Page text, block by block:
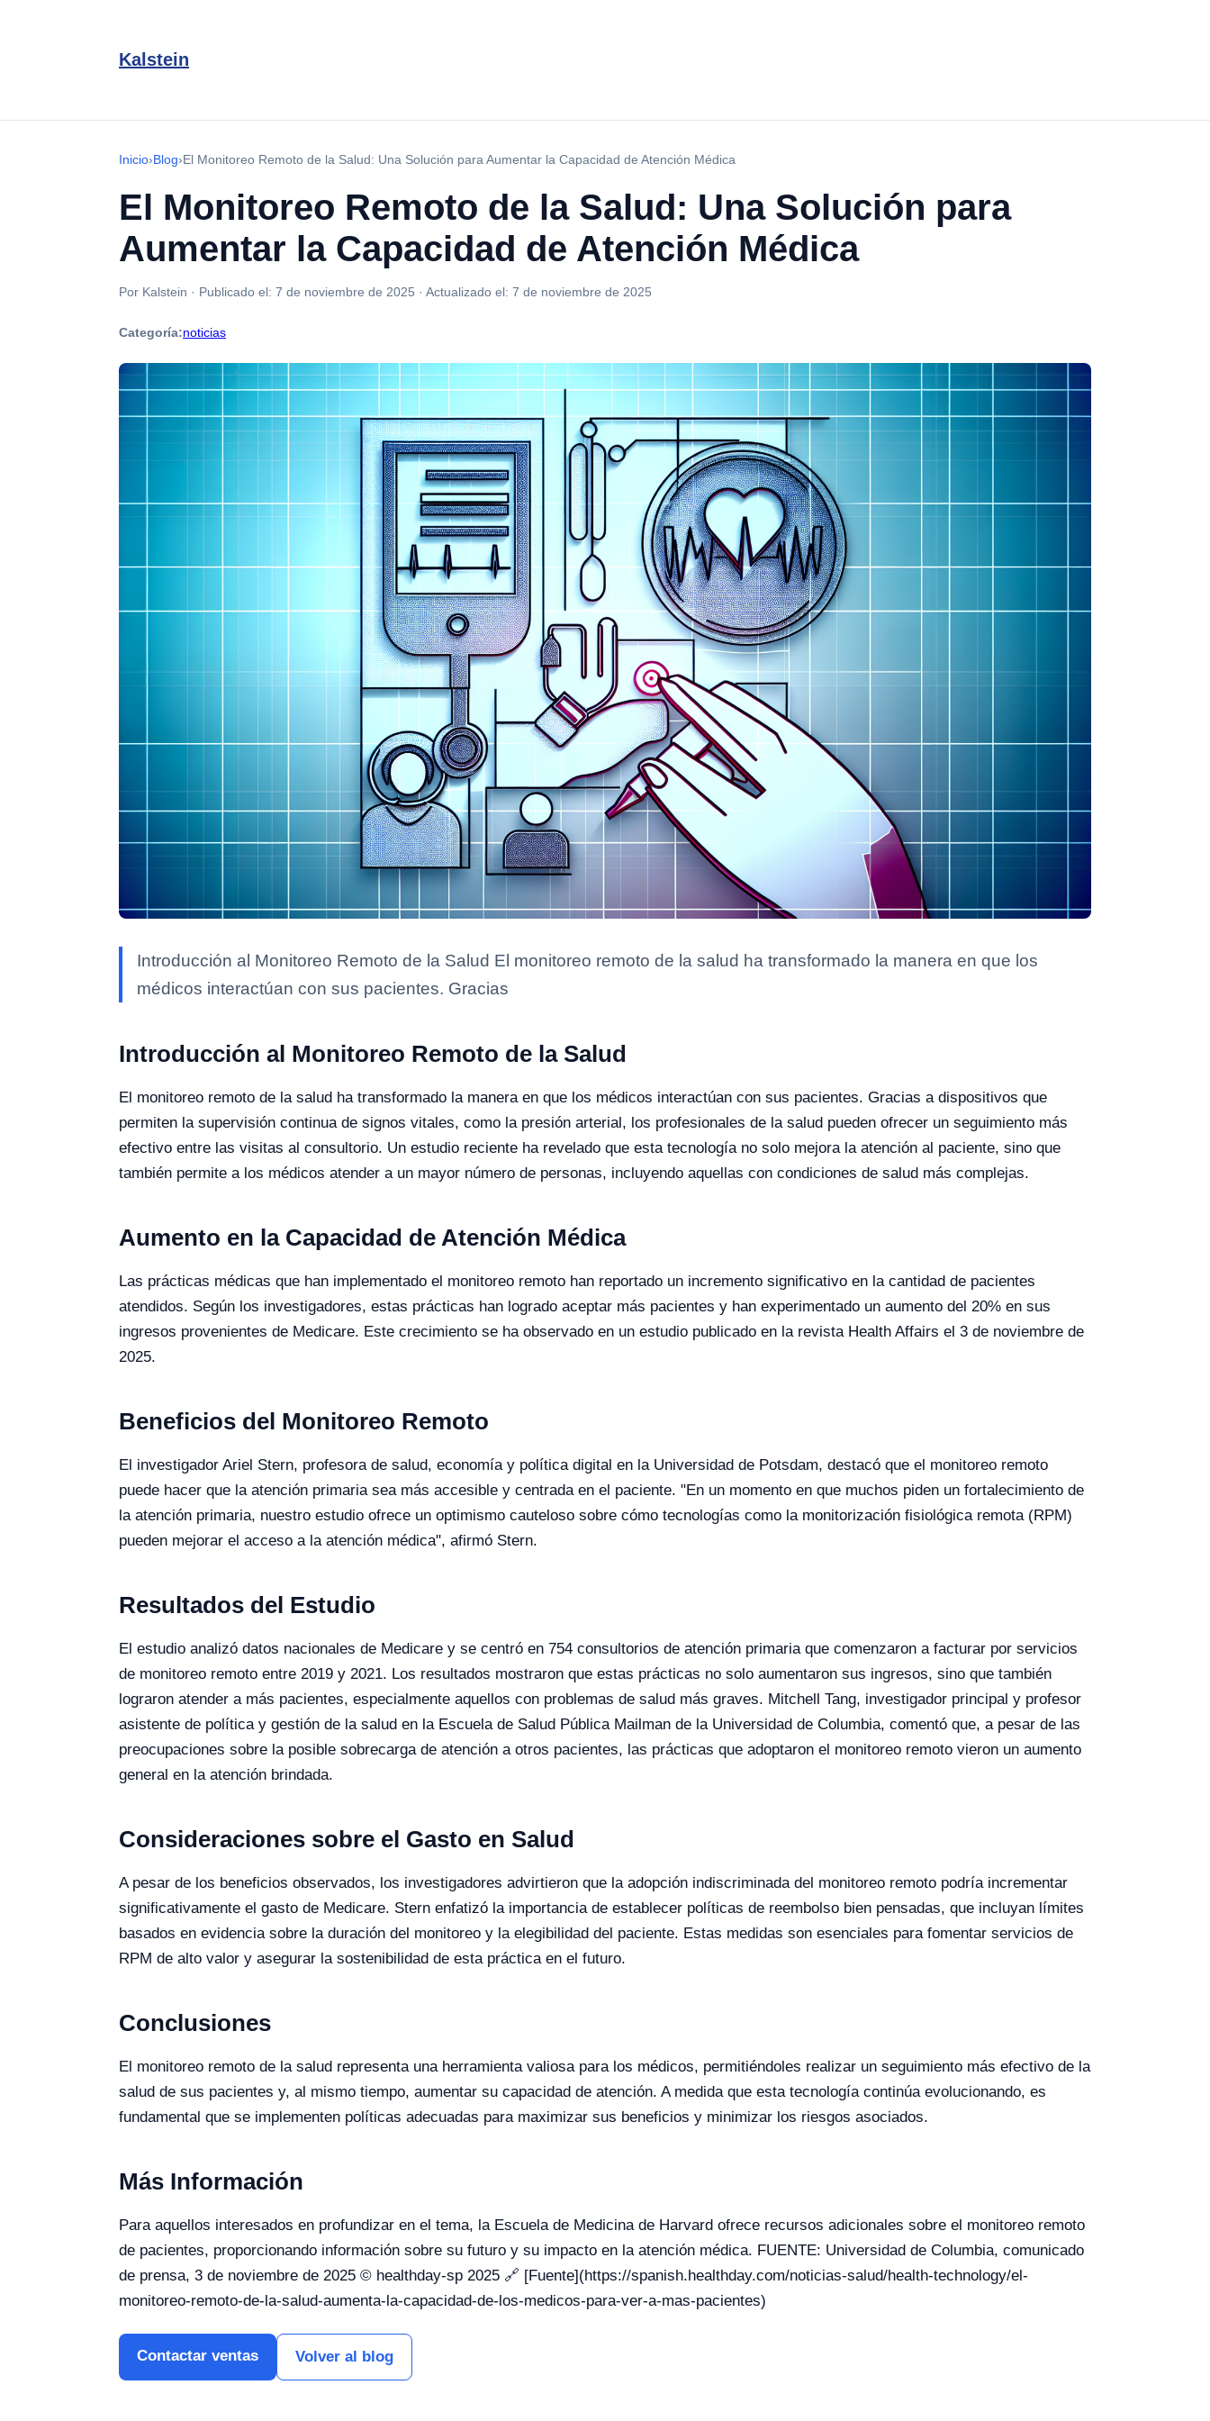
Kalstein
Inicio›Blog›El Monitoreo Remoto de la Salud: Una Solución para Aumentar la Capacidad de Atención Médica
El Monitoreo Remoto de la Salud: Una Solución para
Aumentar la Capacidad de Atención Médica
Por Kalstein · Publicado el: 7 de noviembre de 2025 · Actualizado el: 7 de noviembre de 2025
Categoría:noticias
Introducción al Monitoreo Remoto de la Salud El monitoreo remoto de la salud ha transformado la manera en que los
médicos interactúan con sus pacientes. Gracias
Introducción al Monitoreo Remoto de la Salud
El monitoreo remoto de la salud ha transformado la manera en que los médicos interactúan con sus pacientes. Gracias a dispositivos que
permiten la supervisión continua de signos vitales, como la presión arterial, los profesionales de la salud pueden ofrecer un seguimiento más
efectivo entre las visitas al consultorio. Un estudio reciente ha revelado que esta tecnología no solo mejora la atención al paciente, sino que
también permite a los médicos atender a un mayor número de personas, incluyendo aquellas con condiciones de salud más complejas.
Aumento en la Capacidad de Atención Médica
Las prácticas médicas que han implementado el monitoreo remoto han reportado un incremento significativo en la cantidad de pacientes
atendidos. Según los investigadores, estas prácticas han logrado aceptar más pacientes y han experimentado un aumento del 20% en sus
ingresos provenientes de Medicare. Este crecimiento se ha observado en un estudio publicado en la revista Health Affairs el 3 de noviembre de
2025.
Beneficios del Monitoreo Remoto
El investigador Ariel Stern, profesora de salud, economía y política digital en la Universidad de Potsdam, destacó que el monitoreo remoto
puede hacer que la atención primaria sea más accesible y centrada en el paciente. "En un momento en que muchos piden un fortalecimiento de
la atención primaria, nuestro estudio ofrece un optimismo cauteloso sobre cómo tecnologías como la monitorización fisiológica remota (RPM)
pueden mejorar el acceso a la atención médica", afirmó Stern.
Resultados del Estudio
El estudio analizó datos nacionales de Medicare y se centró en 754 consultorios de atención primaria que comenzaron a facturar por servicios
de monitoreo remoto entre 2019 y 2021. Los resultados mostraron que estas prácticas no solo aumentaron sus ingresos, sino que también
lograron atender a más pacientes, especialmente aquellos con problemas de salud más graves. Mitchell Tang, investigador principal y profesor
asistente de política y gestión de la salud en la Escuela de Salud Pública Mailman de la Universidad de Columbia, comentó que, a pesar de las
preocupaciones sobre la posible sobrecarga de atención a otros pacientes, las prácticas que adoptaron el monitoreo remoto vieron un aumento
general en la atención brindada.
Consideraciones sobre el Gasto en Salud
A pesar de los beneficios observados, los investigadores advirtieron que la adopción indiscriminada del monitoreo remoto podría incrementar
significativamente el gasto de Medicare. Stern enfatizó la importancia de establecer políticas de reembolso bien pensadas, que incluyan límites
basados en evidencia sobre la duración del monitoreo y la elegibilidad del paciente. Estas medidas son esenciales para fomentar servicios de
RPM de alto valor y asegurar la sostenibilidad de esta práctica en el futuro.
Conclusiones
El monitoreo remoto de la salud representa una herramienta valiosa para los médicos, permitiéndoles realizar un seguimiento más efectivo de la
salud de sus pacientes y, al mismo tiempo, aumentar su capacidad de atención. A medida que esta tecnología continúa evolucionando, es
fundamental que se implementen políticas adecuadas para maximizar sus beneficios y minimizar los riesgos asociados.
Más Información
Para aquellos interesados en profundizar en el tema, la Escuela de Medicina de Harvard ofrece recursos adicionales sobre el monitoreo remoto
de pacientes, proporcionando información sobre su futuro y su impacto en la atención médica. FUENTE: Universidad de Columbia, comunicado
de prensa, 3 de noviembre de 2025 © healthday-sp 2025 🔗 [Fuente](https://spanish.healthday.com/noticias-salud/health-technology/el-
monitoreo-remoto-de-la-salud-aumenta-la-capacidad-de-los-medicos-para-ver-a-mas-pacientes)
Contactar ventas Volver al blog